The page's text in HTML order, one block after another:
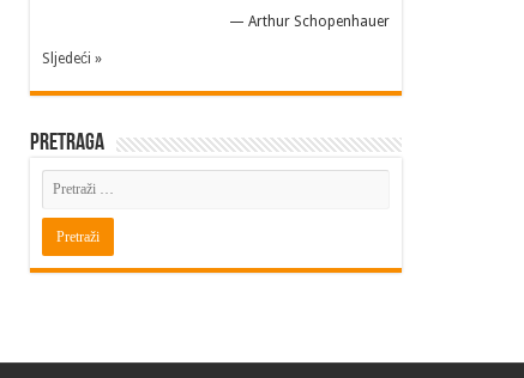
— Arthur Schopenhauer
Sljedeći »
Pretraga